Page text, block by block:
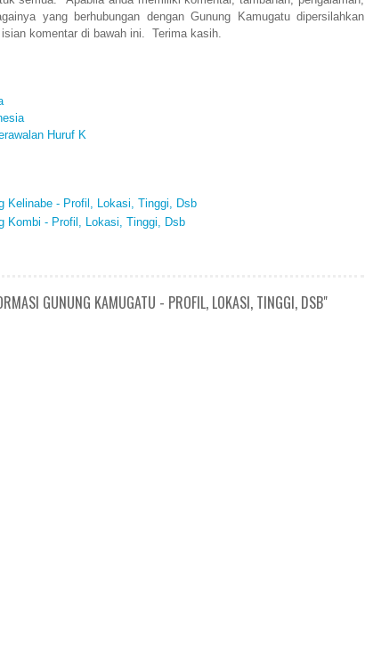
yang berhubungan dengan Gunung Kamugatu dipersilahkan
komentar di bawah ini. Terima kasih.
Huruf K
Kelinabe - Profil, Lokasi, Tinggi, Dsb
Kombi - Profil, Lokasi, Tinggi, Dsb
GUNUNG KAMUGATU - PROFIL, LOKASI, TINGGI, DSB"